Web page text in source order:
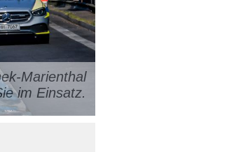
Marienthal
im Einsatz.